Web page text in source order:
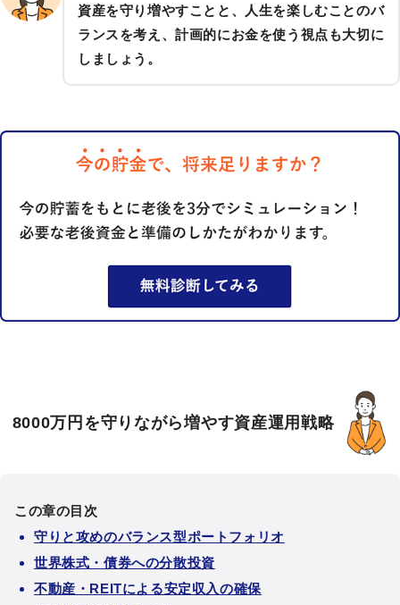
資産を守り増やすことと、人生を楽しむことのバ
ランスを考え、計画的にお金を使う視点も大切に
しましょう。
8000万円を守りながら増やす資産運用戦略
この章の目次
守りと攻めのバランス型ポートフォリオ
世界株式・債券への分散投資
不動産・REITによる安定収入の確保